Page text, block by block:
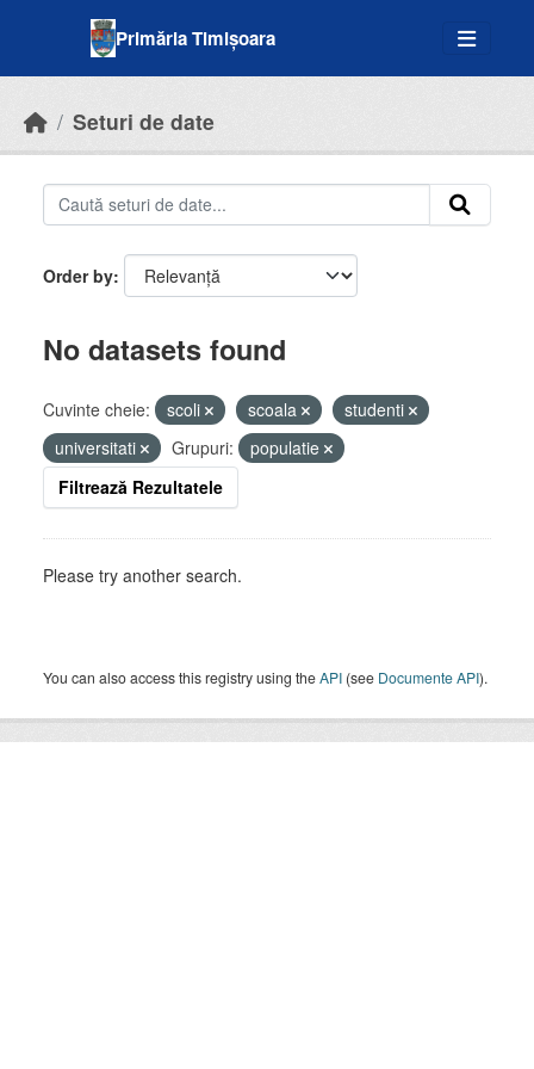
Primăria Timișoara
Seturi de date
Order by
No datasets found
Cuvinte cheie: scoli scoala
studenti
universitati
Grupuri:
populatie
Filtrează Rezultatele
Please try another search.
You can also access this registry using theAPI (see Documente API).